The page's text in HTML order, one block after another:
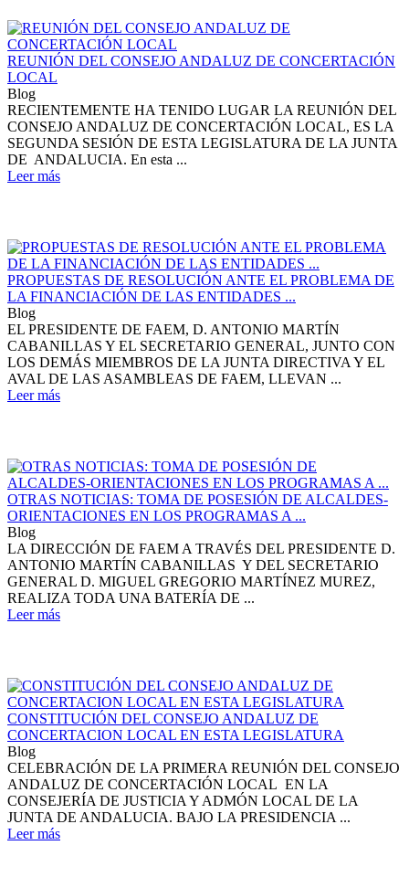
REUNIÓN DEL CONSEJO ANDALUZ DE CONCERTACIÓN
LOCAL
Blog
RECIENTEMENTE HA TENIDO LUGAR LA REUNIÓN DEL
CONSEJO ANDALUZ DE CONCERTACIÓN LOCAL, ES LA
SEGUNDA SESIÓN DE ESTA LEGISLATURA DE LA JUNTA
DE ANDALUCIA. En esta ...
Leer más
PROPUESTAS DE RESOLUCIÓN ANTE EL PROBLEMA DE
LA FINANCIACIÓN DE LAS ENTIDADES ...
Blog
EL PRESIDENTE DE FAEM, D. ANTONIO MARTÍN
CABANILLAS Y EL SECRETARIO GENERAL, JUNTO CON
LOS DEMÁS MIEMBROS DE LA JUNTA DIRECTIVA Y EL
AVAL DE LAS ASAMBLEAS DE FAEM, LLEVAN ...
Leer más
OTRAS NOTICIAS: TOMA DE POSESIÓN DE ALCALDES-
ORIENTACIONES EN LOS PROGRAMAS A ...
Blog
LA DIRECCIÓN DE FAEM A TRAVÉS DEL PRESIDENTE D.
ANTONIO MARTÍN CABANILLAS Y DEL SECRETARIO
GENERAL D. MIGUEL GREGORIO MARTÍNEZ MUREZ,
REALIZA TODA UNA BATERÍA DE ...
Leer más
CONSTITUCIÓN DEL CONSEJO ANDALUZ DE
CONCERTACION LOCAL EN ESTA LEGISLATURA
Blog
CELEBRACIÓN DE LA PRIMERA REUNIÓN DEL CONSEJO
ANDALUZ DE CONCERTACIÓN LOCAL EN LA
CONSEJERÍA DE JUSTICIA Y ADMÓN LOCAL DE LA
JUNTA DE ANDALUCIA. BAJO LA PRESIDENCIA ...
Leer más